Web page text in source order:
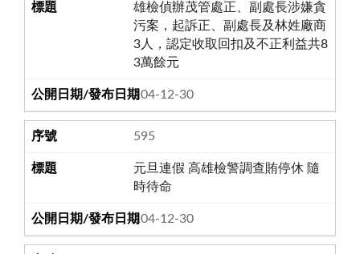
雄檢偵辦茂管處正、副處長涉嫌貪
污案，起訴正、副處長及林姓廠商
3人，認定收取回扣及不正利益共8
3萬餘元
104-12-30
595
元旦連假 高雄檢警調查賄停休 隨
時待命
104-12-30